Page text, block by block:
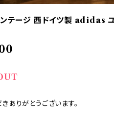
テージ 西ドイツ製 adidas
ありがとうございます。